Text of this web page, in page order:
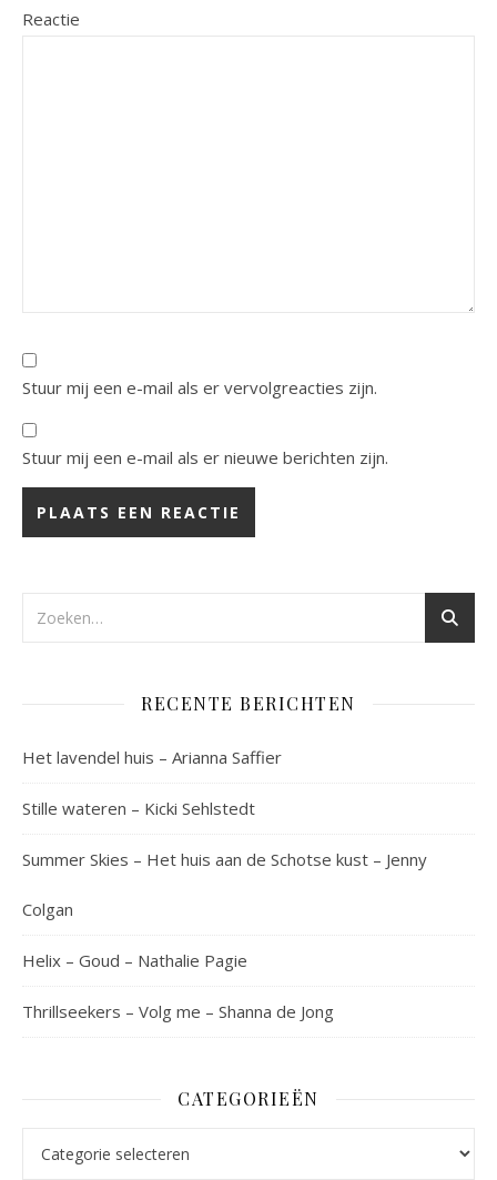
Reactie
Stuur mij een e-mail als er vervolgreacties zijn.
Stuur mij een e-mail als er nieuwe berichten zijn.
RECENTE BERICHTEN
Het lavendel huis – Arianna Saffier
Stille wateren – Kicki Sehlstedt
Summer Skies – Het huis aan de Schotse kust – Jenny
Colgan
Helix – Goud – Nathalie Pagie
Thrillseekers – Volg me – Shanna de Jong
CATEGORIEËN